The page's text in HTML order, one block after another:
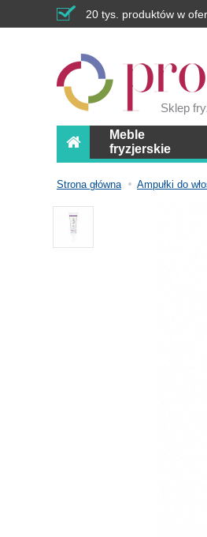
20 tys. produktów w
Sklep
Meble
fryzjerskie
Strona główna Ampułki do